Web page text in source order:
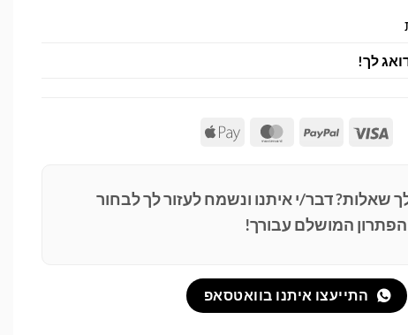
לך!
Visa
PayPal
MasterCard
Apple
שאלות? דבר/י איתנו ונשמח לעזור לך לבחור
המושלם עבורך!
התייעצו איתנו בוואטסאפ